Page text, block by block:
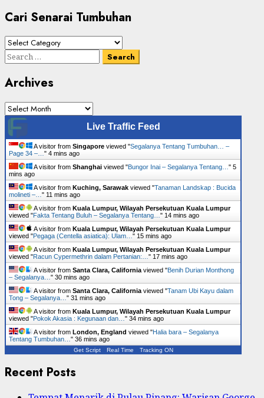
Cari Senarai Tumbuhan
Cari
Senarai
Search
Archives
Archives
Live Traffic Feed
A visitor from Singapore viewed "Segalanya Tentang Tumbuhan… –
Page 34 –… " 4 mins ago
A visitor from Shanghai viewed "Bungor Inai – Segalanya Tentang… " 5
mins ago
A visitor from Kuching, Sarawak viewed "Tanaman Landskap : Bucida
molineti –… " 11 mins ago
A visitor from Kuala Lumpur, Wilayah Persekutuan Kuala Lumpur
viewed "Fakta Tentang Buluh – Segalanya Tentang… " 14 mins ago
A visitor from Kuala Lumpur, Wilayah Persekutuan Kuala Lumpur
viewed "Pegaga (Centella asiatica): Ulam… " 15 mins ago
A visitor from Kuala Lumpur, Wilayah Persekutuan Kuala Lumpur
viewed "Racun Cypermethrin dalam Pertanian:… " 17 mins ago
A visitor from Santa Clara, California viewed "Benih Durian Monthong
– Segalanya… " 30 mins ago
A visitor from Santa Clara, California viewed "Tanam Ubi Kayu dalam
Tong – Segalanya… " 31 mins ago
A visitor from Kuala Lumpur, Wilayah Persekutuan Kuala Lumpur
viewed "Pokok Akasia : Kegunaan dan… " 34 mins ago
A visitor from London, England viewed "Halia bara – Segalanya
Tentang Tumbuhan… " 36 mins ago
Get Script Real Time Tracking ON
Recent Posts